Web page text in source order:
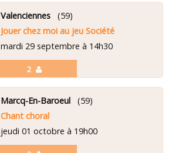
2
Valenciennes(59)
Jouer chez moi au jeu Société
mardi 29 septembre à 14h30
Marcq-En-Baroeul(59)
Chant choral
jeudi 01 octobre à 19h00